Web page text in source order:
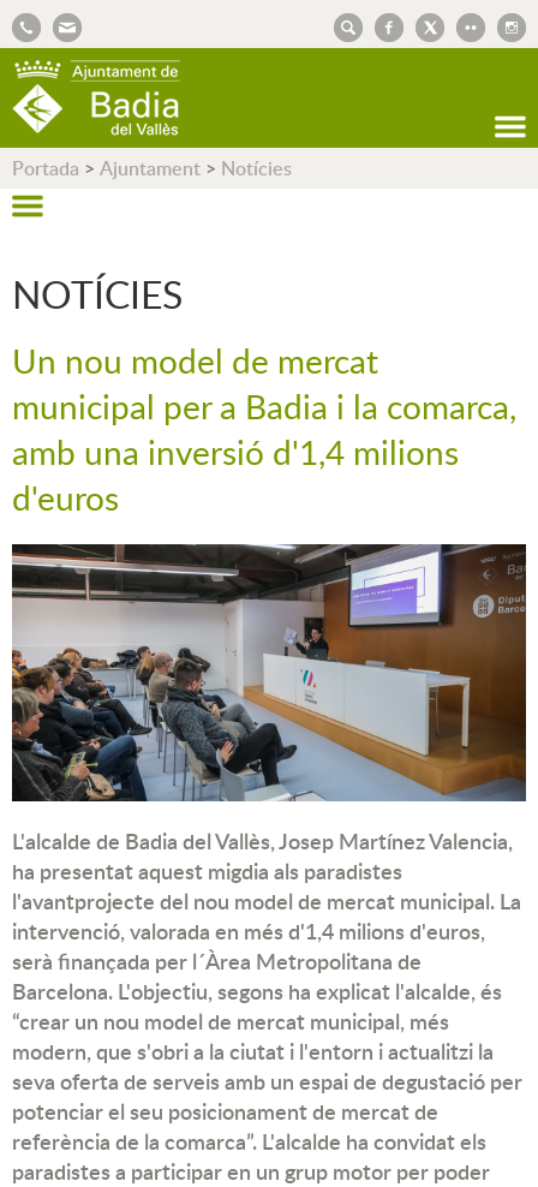
Portada > Ajuntament > Notícies
NOTÍCIES
Un nou model de mercat
municipal per a Badia i la comarca,
amb una inversió d'1,4 milions
d'euros
L'alcalde de Badia del Vallès, Josep Martínez Valencia,
ha presentat aquest migdia als paradistes
l'avantprojecte del nou model de mercat municipal. La
intervenció, valorada en més d'1,4 milions d'euros,
serà finançada per l´Àrea Metropolitana de
Barcelona. L'objectiu, segons ha explicat l'alcalde, és
“crear un nou model de mercat municipal, més
modern, que s'obri a la ciutat i l'entorn i actualitzi la
seva oferta de serveis amb un espai de degustació per
potenciar el seu posicionament de mercat de
referència de la comarca”. L'alcalde ha convidat els
paradistes a participar en un grup motor per poder